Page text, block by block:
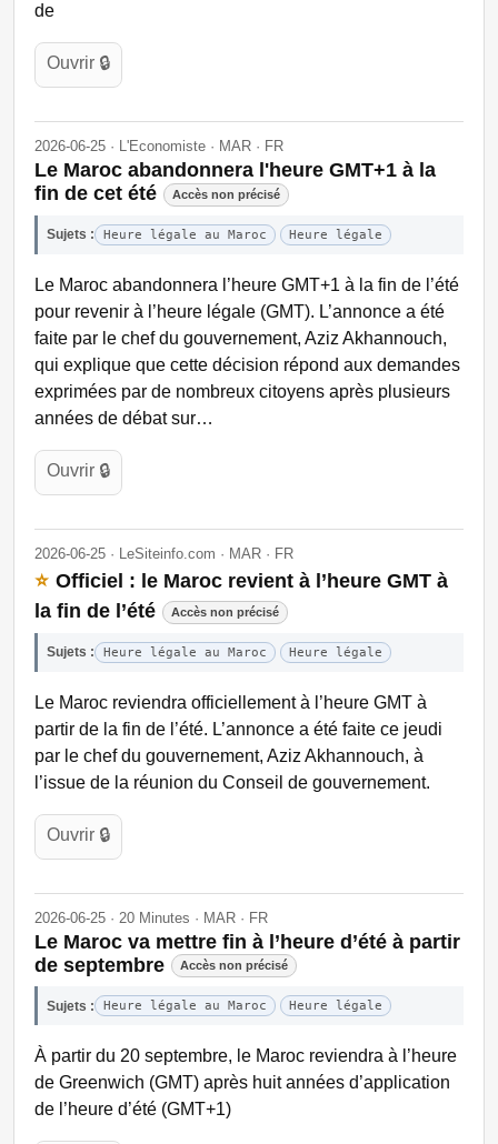
de
Ouvrir 🔒
2026-06-25 · L'Economiste · MAR · FR
Le Maroc abandonnera l'heure GMT+1 à la
fin de cet été
Accès non précisé
Sujets : Heure légale au Maroc Heure légale
Le Maroc abandonnera l’heure GMT+1 à la fin de l’été
pour revenir à l’heure légale (GMT). L’annonce a été
faite par le chef du gouvernement, Aziz Akhannouch,
qui explique que cette décision répond aux demandes
exprimées par de nombreux citoyens après plusieurs
années de débat sur…
Ouvrir 🔒
2026-06-25 · LeSiteinfo.com · MAR · FR
⭐ Officiel : le Maroc revient à l’heure GMT à
la fin de l’été
Accès non précisé
Sujets : Heure légale au Maroc Heure légale
Le Maroc reviendra officiellement à l’heure GMT à
partir de la fin de l’été. L’annonce a été faite ce jeudi
par le chef du gouvernement, Aziz Akhannouch, à
l’issue de la réunion du Conseil de gouvernement.
Ouvrir 🔒
2026-06-25 · 20 Minutes · MAR · FR
Le Maroc va mettre fin à l’heure d’été à partir
de septembre
Accès non précisé
Sujets : Heure légale au Maroc Heure légale
À partir du 20 septembre, le Maroc reviendra à l’heure
de Greenwich (GMT) après huit années d’application
de l’heure d’été (GMT+1)